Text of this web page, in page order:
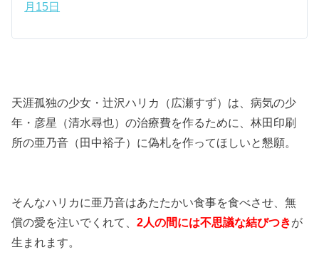
月15日
天涯孤独の少女・辻沢ハリカ（広瀬すず）は、病気の少
年・彦星（清水尋也）の治療費を作るために、林田印刷
所の亜乃音（田中裕子）に偽札を作ってほしいと懇願。
そんなハリカに亜乃音はあたたかい食事を食べさせ、無
償の愛を注いでくれて、2人の間には不思議な結びつきが
生まれます。